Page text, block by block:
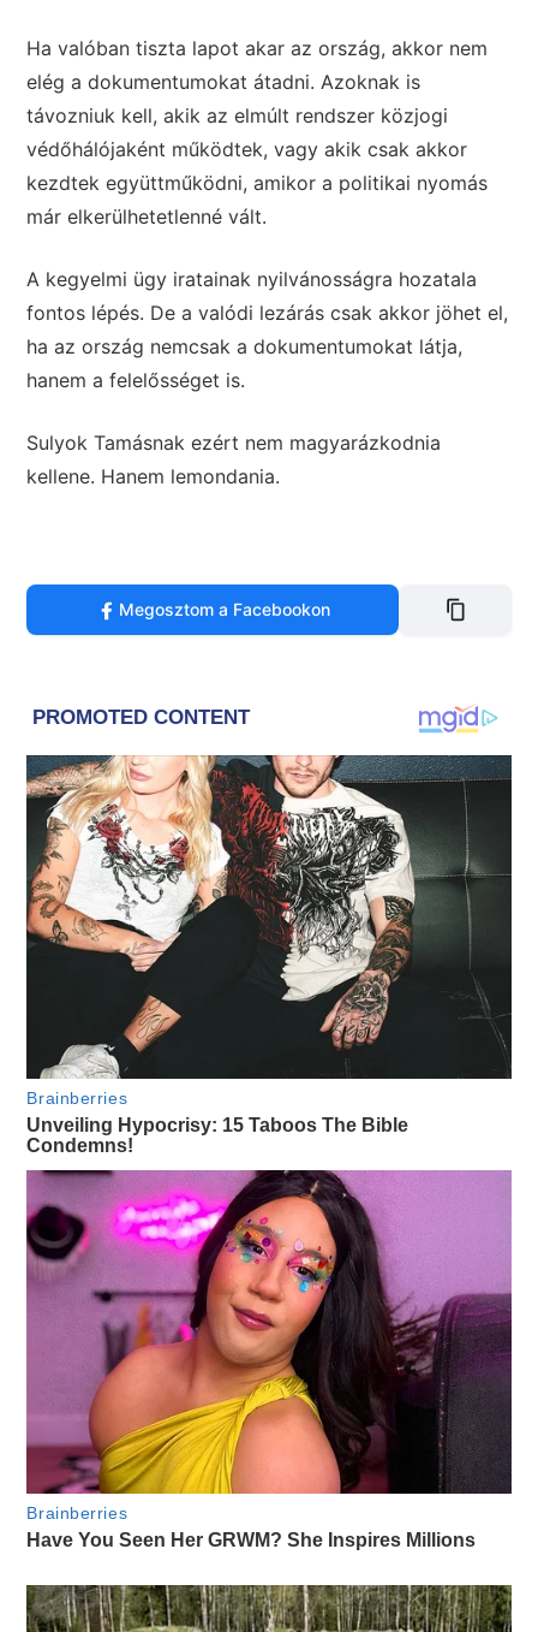
Ha valóban tiszta lapot akar az ország, akkor nem
elég a dokumentumokat átadni. Azoknak is
távozniuk kell, akik az elmúlt rendszer közjogi
védőhálójaként működtek, vagy akik csak akkor
kezdtek együttműködni, amikor a politikai nyomás
már elkerülhetetlenné vált.
A kegyelmi ügy iratainak nyilvánosságra hozatala
fontos lépés. De a valódi lezárás csak akkor jöhet el,
ha az ország nemcsak a dokumentumokat látja,
hanem a felelősséget is.
Sulyok Tamásnak ezért nem magyarázkodnia
kellene. Hanem lemondania.
Megosztom a Facebookon